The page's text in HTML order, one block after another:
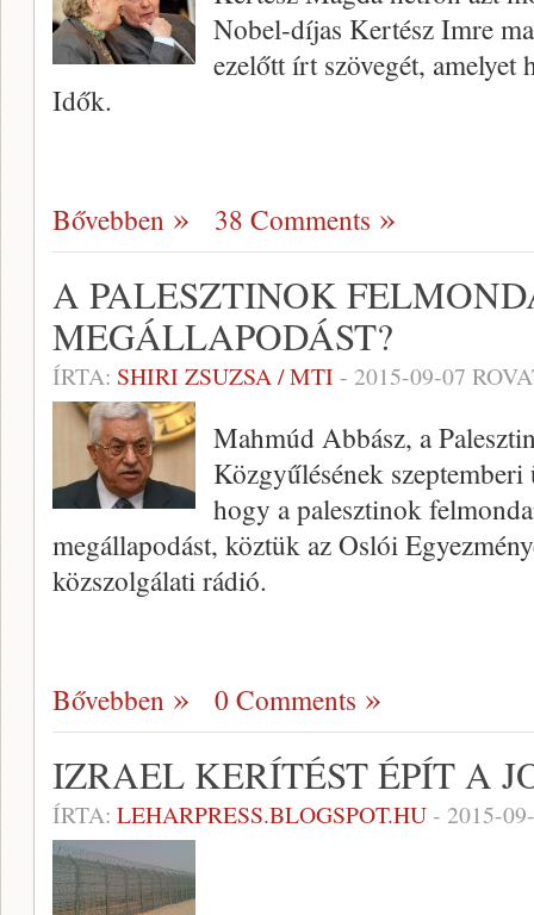
Nobel-díjas Kertész Imre
ezelőtt írt szövegét, amelyet
Idők.
Bővebben 38 Comments
A PALESZTINOK
MEGÁLLAPODÁST?
ÍRTA: SHIRI ZSUZSA / MTI - 2015-09-07
Mahmúd Abbász, a
Közgyűlésének
hogy a palesztinok
megállapodást, köztük az Oslói
közszolgálati rádió.
Bővebben 0 Comments
IZRAEL KERÍTÉST ÉPÍT A
ÍRTA: LEHARPRESS.BLOGSPOT.HU- 2015-